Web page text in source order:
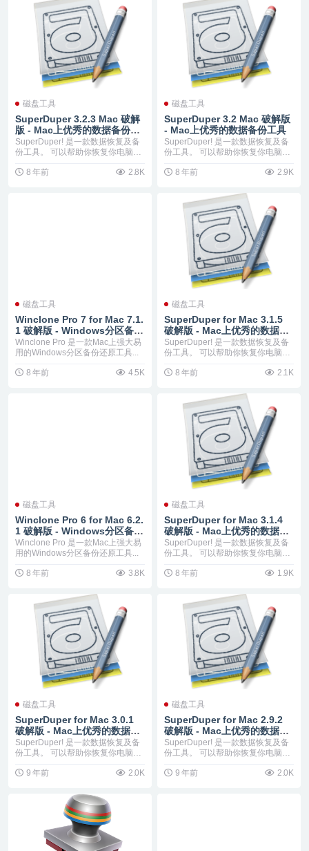
磁盘工具
SuperDuper 3.2.3 Mac 破解
版 - Mac上优秀的数据备份工
具
SuperDuper! 是一款数据恢复及备
份工具。 可以帮助你恢复你电脑误
8 年前
2.8K
磁盘工具
SuperDuper 3.2 Mac 破解版
- Mac上优秀的数据备份工具
SuperDuper! 是一款数据恢复及备
份工具。 可以帮助你恢复你电脑误
8 年前
2.9K
磁盘工具
Winclone Pro 7 for Mac 7.1.
1 破解版 - Windows分区备份
还原工具
Winclone Pro 是一款Mac上强大易
用的Windows分区备份还原工具...
8 年前 4.5K
磁盘工具
SuperDuper for Mac 3.1.5
破解版 - Mac上优秀的数据备
份工具
SuperDuper! 是一款数据恢复及备
份工具。 可以帮助你恢复你电脑误
8 年前
2.1K
磁盘工具
Winclone Pro 6 for Mac 6.2.
1 破解版 - Windows分区备份
还原工具
Winclone Pro 是一款Mac上强大易
用的Windows分区备份还原工具...
8 年前 3.8K
磁盘工具
SuperDuper for Mac 3.1.4
破解版 - Mac上优秀的数据备
份工具
SuperDuper! 是一款数据恢复及备
份工具。 可以帮助你恢复你电脑误
8 年前
1.9K
磁盘工具
SuperDuper for Mac 3.0.1
破解版 - Mac上优秀的数据备
份工具
SuperDuper! 是一款数据恢复及备
份工具。 可以帮助你恢复你电脑误
9 年前
2.0K
磁盘工具
SuperDuper for Mac 2.9.2
破解版 - Mac上优秀的数据备
份工具
SuperDuper! 是一款数据恢复及备
份工具。 可以帮助你恢复你电脑误
9 年前
2.0K